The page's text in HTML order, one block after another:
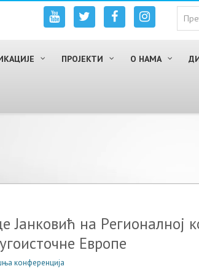
ПРОЈЕКТИ О НАМА
Jaнкoвић нa Рeгиoнaлнoj
Eврoпe
конференција